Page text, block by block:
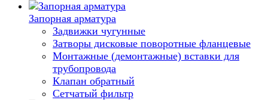
Запорная арматура
Задвижки чугунные
Затворы дисковые поворотные фланцевые
Монтажные (демонтажные) вставки для
трубопровода
Клапан обратный
Сетчатый фильтр